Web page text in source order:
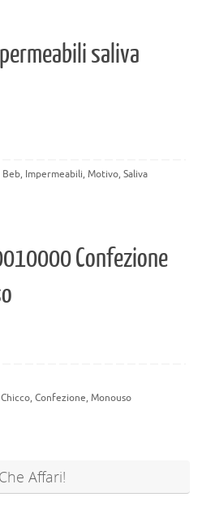
saliva
Beb, Impermeabili,Motivo,Saliva
Confezione
Chicco, Confezione, Monouso
Affari!